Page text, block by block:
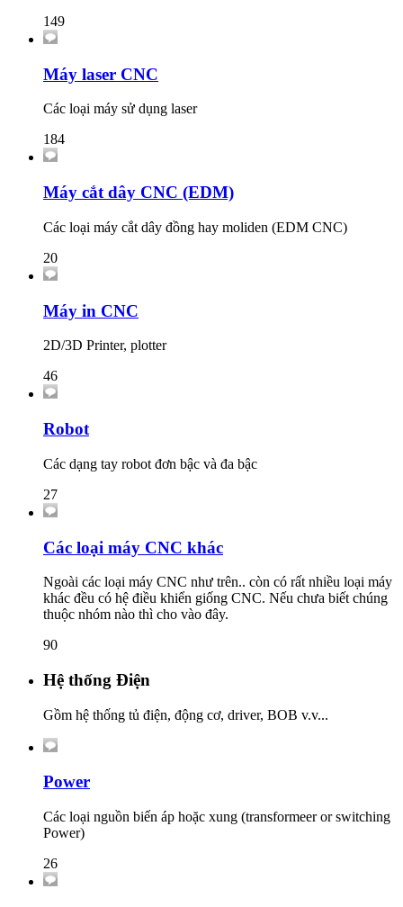
149
Máy laser CNC
Các loại máy sử dụng laser
184
Máy cắt dây CNC (EDM)
Các loại máy cắt dây đồng hay moliden (EDM CNC)
20
Máy in CNC
2D/3D Printer, plotter
46
Robot
Các dạng tay robot đơn bậc và đa bậc
27
Các loại máy CNC khác
Ngoài các loại máy CNC như trên.. còn có rất nhiều loại máy
khác đều có hệ điều khiển giống CNC. Nếu chưa biết chúng
thuộc nhóm nào thì cho vào đây.
90
Hệ thống Điện
Gồm hệ thống tủ điện, động cơ, driver, BOB v.v...
Power
Các loại nguồn biến áp hoặc xung (transformeer or switching
Power)
26